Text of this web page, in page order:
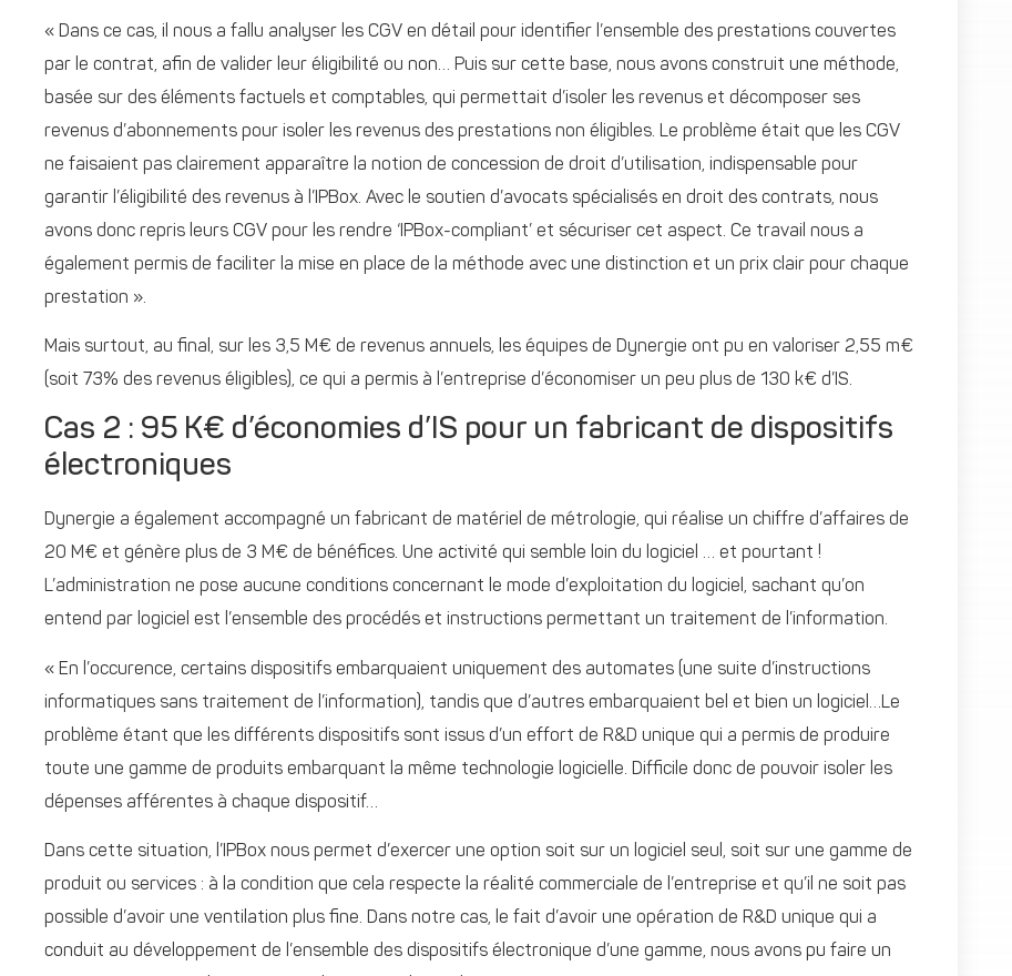
« Dans ce cas, il nous a fallu analyser les CGV en détail pour identifier l’ensemble des prestations couvertes
par le contrat, afin de valider leur éligibilité ou non… Puis sur cette base, nous avons construit une méthode,
basée sur des éléments factuels et comptables, qui permettait d’isoler les revenus et décomposer ses
revenus d’abonnements pour isoler les revenus des prestations non éligibles. Le problème était que les CGV
ne faisaient pas clairement apparaître la notion de concession de droit d’utilisation, indispensable pour
garantir l’éligibilité des revenus à l’IPBox. Avec le soutien d’avocats spécialisés en droit des contrats, nous
avons donc repris leurs CGV pour les rendre ‘IPBox-compliant’ et sécuriser cet aspect. Ce travail nous a
également permis de faciliter la mise en place de la méthode avec une distinction et un prix clair pour chaque
prestation ».
Mais surtout, au final, sur les 3,5 M€ de revenus annuels, les équipes de Dynergie ont pu en valoriser 2,55 m€
(soit 73% des revenus éligibles), ce qui a permis à l’entreprise d’économiser un peu plus de 130 k€ d’IS.
Cas 2 : 95 K€ d’économies d’IS pour un fabricant de dispositifs
électroniques
Dynergie a également accompagné un fabricant de matériel de métrologie, qui réalise un chiffre d’affaires de
20 M€ et génère plus de 3 M€ de bénéfices. Une activité qui semble loin du logiciel … et pourtant !
L’administration ne pose aucune conditions concernant le mode d’exploitation du logiciel, sachant qu’on
entend par logiciel est l’ensemble des procédés et instructions permettant un traitement de l’information.
« En l’occurence, certains dispositifs embarquaient uniquement des automates (une suite d’instructions
informatiques sans traitement de l’information), tandis que d’autres embarquaient bel et bien un logiciel…Le
problème étant que les différents dispositifs sont issus d’un effort de R&D unique qui a permis de produire
toute une gamme de produits embarquant la même technologie logicielle. Difficile donc de pouvoir isoler les
dépenses afférentes à chaque dispositif…
Dans cette situation, l’IPBox nous permet d’exercer une option soit sur un logiciel seul, soit sur une gamme de
produit ou services : à la condition que cela respecte la réalité commerciale de l’entreprise et qu’il ne soit pas
possible d’avoir une ventilation plus fine. Dans notre cas, le fait d’avoir une opération de R&D unique qui a
conduit au développement de l’ensemble des dispositifs électronique d’une gamme, nous avons pu faire un